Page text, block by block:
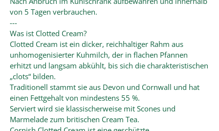
von 5 Tagen verbrauchen.
---
Was ist Clotted Cream?
Clotted Cream ist ein dicker, reichhaltiger Rahm aus
unhomogenisierter Kuhmilch, der in flachen Pfannen
erhitzt und langsam abkühlt, bis sich die charakteristischen
„clots“ bilden.
Traditionell stammt sie aus Devon und Cornwall und hat
einen Fettgehalt von mindestens 55 %.
Serviert wird sie klassischerweise mit Scones und
Marmelade zum britischen Cream Tea.